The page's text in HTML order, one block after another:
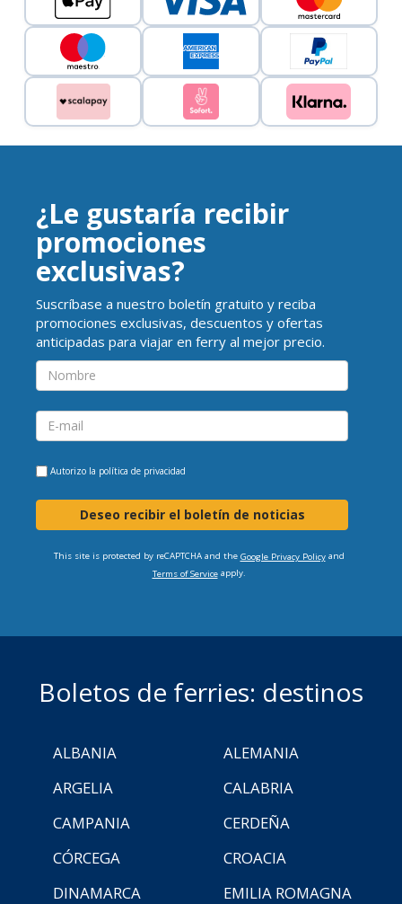
¿Le gustaría recibir
promociones
exclusivas?
Suscríbase a nuestro boletín gratuito y reciba
promociones exclusivas, descuentos y ofertas
anticipadas para viajar en ferry al mejor precio.
Autorizo la política de privacidad
Deseo recibir el boletín de noticias
This site is protected by reCAPTCHA and the Google Privacy Policyand
Terms of Serviceapply.
Boletos de ferries: destinos
ALBANIA
ALEMANIA
ARGELIA
CALABRIA
CAMPANIA
CERDEÑA
CÓRCEGA
CROACIA
DINAMARCA
EMILIA ROMAGNA